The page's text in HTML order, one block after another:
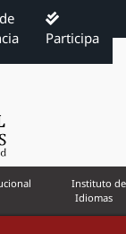
Participa
Instituto de
Idiomas